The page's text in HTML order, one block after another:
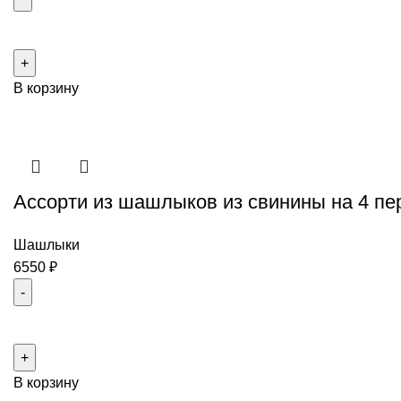
Ассорти
из
персон
В корзину
Ассорти из шашлыков из свинины на 4
Шашлыки
6550 ₽
Ассорти
из
В корзину